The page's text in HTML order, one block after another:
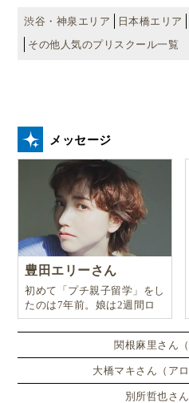
渋谷・神泉エリア
日本橋エリア
その他人気のプリスクール一覧
メッセージ
豊田エリーさん
初めて「プチ親子留学」をし
たのは7年前。娘は2週間ロ
ンドンのサマースクールに通
い、英語劇に挑戦したり、
関根麻里さん
大橋マキさん（ア
別所哲也さん